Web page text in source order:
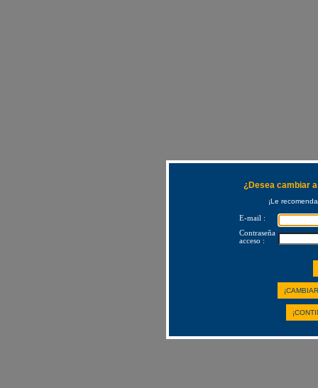
¿Desea cambiar
¡Le
E-mail :
Contraseña
acceso :